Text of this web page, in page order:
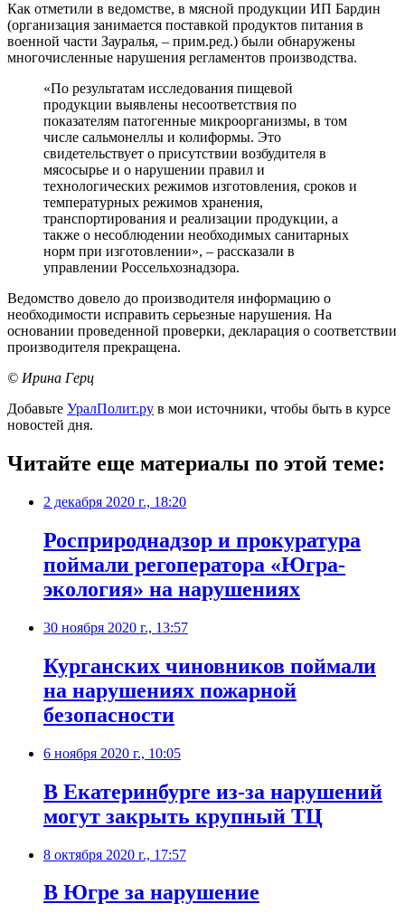
Как отметили в ведомстве, в мясной продукции ИП Бардин
(организация занимается поставкой продуктов питания в
военной части Зауралья, – прим.ред.) были обнаружены
многочисленные нарушения регламентов производства.
«По результатам исследования пищевой
продукции выявлены несоответствия по
показателям патогенные микроорганизмы, в том
числе сальмонеллы и колиформы. Это
свидетельствует о присутствии возбудителя в
мясосырье и о нарушении правил и
технологических режимов изготовления, сроков и
температурных режимов хранения,
транспортирования и реализации продукции, а
также о несоблюдении необходимых санитарных
норм при изготовлении», – рассказали в
управлении Россельхознадзора.
Ведомство довело до производителя информацию о
необходимости исправить серьезные нарушения. На
основании проведенной проверки, декларация о соответствии
производителя прекращена.
© Ирина Герц
Добавьте УралПолит.ру в мои источники, чтобы быть в курсе
новостей дня.
Читайте еще материалы по этой теме:
2 декабря 2020 г., 18:20
​Росприроднадзор и прокуратура
поймали регоператора «Югра-
экология» на нарушениях
30 ноября 2020 г., 13:57
Курганских чиновников поймали
на нарушениях пожарной
безопасности
6 ноября 2020 г., 10:05
В Екатеринбурге из-за нарушений
могут закрыть крупный ТЦ
8 октября 2020 г., 17:57
В Югре за нарушение